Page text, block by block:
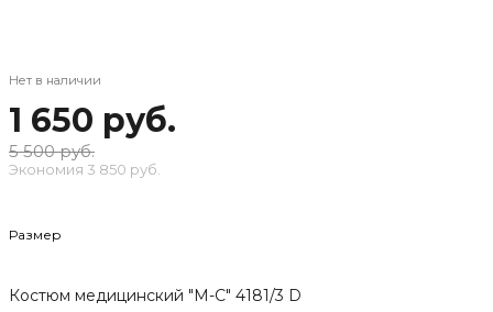
Нет в наличии
1 650 руб.
5 500 руб.
Экономия 3 850 руб.
Размер
Костюм медицинский "М-С" 4181/3 D